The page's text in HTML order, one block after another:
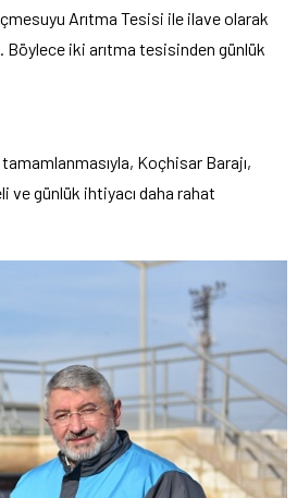
İçmesuyu Arıtma Tesisi ile ilave olarak
Böylece iki arıtma tesisinden günlük
Koçhisar Barajı,
ve günlük ihtiyacı daha rahat